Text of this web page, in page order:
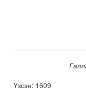
Үзсэн: 1609